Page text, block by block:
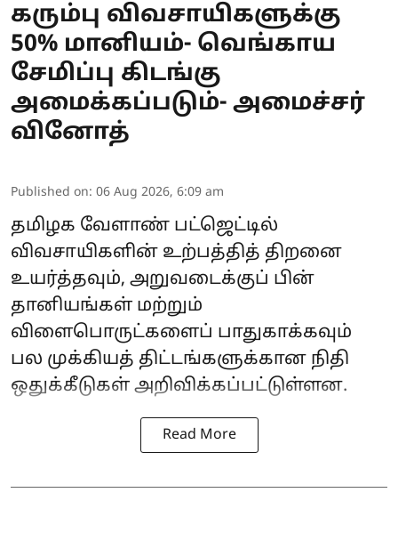
கரும்பு விவசாயிகளுக்கு
50% மானியம்- வெங்காய
சேமிப்பு கிடங்கு
அமைக்கப்படும்- அமைச்சர்
வினோத்
Published on: 06 Aug 2026, 6:09 am
தமிழக வேளாண் பட்ஜெட்டில்
விவசாயிகளின் உற்பத்தித் திறனை
உயர்த்தவும், அறுவடைக்குப் பின்
தானியங்கள் மற்றும்
விளைபொருட்களைப் பாதுகாக்கவும்
பல முக்கியத் திட்டங்களுக்கான நிதி
ஒதுக்கீடுகள் அறிவிக்கப்பட்டுள்ளன.
Read More